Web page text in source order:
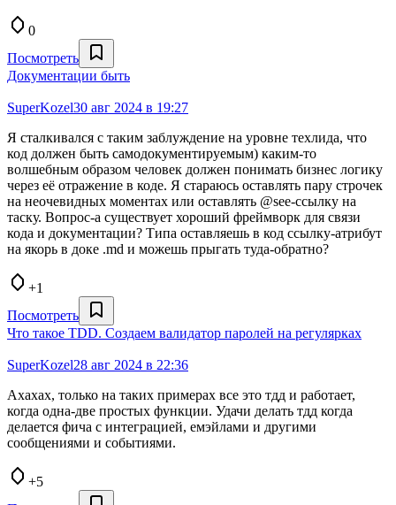
0
Посмотреть
Документации быть
SuperKozel30 авг 2024 в 19:27
Я сталкивался с таким заблуждение на уровне техлида, что
код должен быть самодокументируемым) каким-то
волшебным образом человек должен понимать бизнес логику
через её отражение в коде. Я стараюсь оставлять пару строчек
на неочевидных моментах или оставлять @see-ссылку на
таску. Вопрос-а существует хороший фреймворк для связи
кода и документации? Типа оставляешь в код ссылку-атрибут
на якорь в доке .md и можешь прыгать туда-обратно?
+1
Посмотреть
Что такое TDD. Создаем валидатор паролей на регулярках
SuperKozel28 авг 2024 в 22:36
Ахахах, только на таких примерах все это тдд и работает,
когда одна-две простых функции. Удачи делать тдд когда
делается фича с интеграцией, емэйлами и другими
сообщениями и событиями.
+5